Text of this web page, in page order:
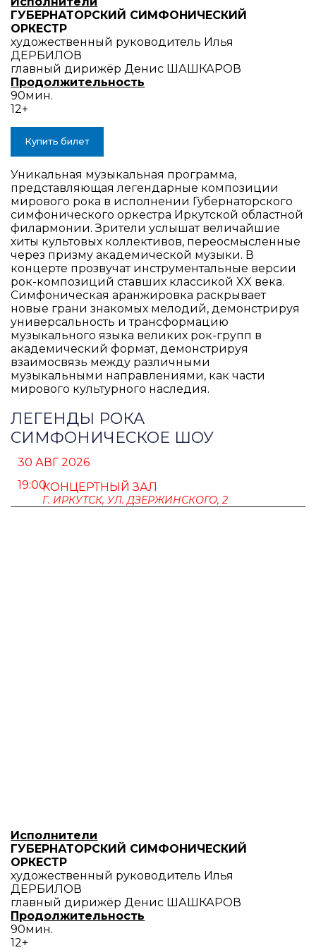
ГУБЕРНАТОРСКИЙ СИМФОНИЧЕСКИЙ
ОРКЕСТР
художественный руководитель Илья
ДЕРБИЛОВ
главный дирижёр Денис ШАШКАРОВ
Продолжительность
90мин.
12+
Купить билет
Уникальная музыкальная программа,
представляющая легендарные композиции
мирового рока в исполнении Губернаторского
симфонического оркестра Иркутской областной
филармонии. Зрители услышат величайшие
хиты культовых коллективов, переосмысленные
через призму академической музыки. В
концерте прозвучат инструментальные версии
рок-композиций ставших классикой XX века.
Симфоническая аранжировка раскрывает
новые грани знакомых мелодий, демонстрируя
универсальность и трансформацию
музыкального языка великих рок-групп в
академический формат, демонстрируя
взаимосвязь между различными
музыкальными направлениями, как части
мирового культурного наследия.
ЛЕГЕНДЫ РОКА
СИМФОНИЧЕСКОЕ ШОУ
30 АВГ 2026
19:00КОНЦЕРТНЫЙ ЗАЛ
Г. ИРКУТСК, УЛ. ДЗЕРЖИНСКОГО, 2
Исполнители
ГУБЕРНАТОРСКИЙ СИМФОНИЧЕСКИЙ
ОРКЕСТР
художественный руководитель Илья
ДЕРБИЛОВ
главный дирижёр Денис ШАШКАРОВ
Продолжительность
90мин.
12+